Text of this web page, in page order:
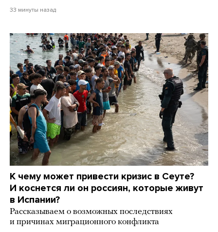
33 минуты назад
К чему может привести кризис в Сеуте?
И коснется ли он россиян, которые живут
в Испании?
Рассказываем о возможных последствиях
и причинах миграционного конфликта